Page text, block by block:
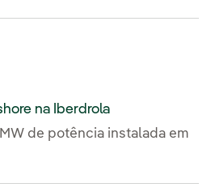
na Iberdrola
de potência instalada em